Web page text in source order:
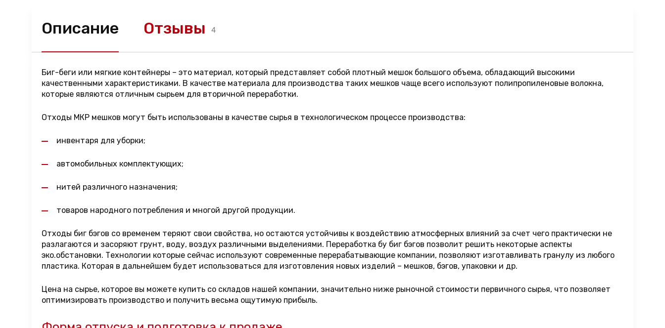
Описание Отзывы 4
Биг-беги или мягкие контейнеры – это материал, который представляет собой плотный мешок большого объема, обладающий высокими
качественными характеристиками. В качестве материала для производства таких мешков чаще всего используют полипропиленовые волокна,
которые являются отличным сырьем для вторичной переработки.
Отходы МКР мешков могут быть использованы в качестве сырья в технологическом процессе производства:
инвентаря для уборки;
автомобильных комплектующих;
нитей различного назначения;
товаров народного потребления и многой другой продукции.
Отходы биг бэгов со временем теряют свои свойства, но остаются устойчивы к воздействию атмосферных влияний за счет чего практически не
разлагаются и засоряют грунт, воду, воздух различными выделениями. Переработка бу биг бэгов позволит решить некоторые аспекты
эко.обстановки. Технологии которые сейчас используют современные перерабатывающие компании, позволяют изготавливать гранулу из любого
пластика. Которая в дальнейшем будет использоваться для изготовления новых изделий – мешков, бэгов, упаковки и др.
Цена на сырье, которое вы можете купить со складов нашей компании, значительно ниже рыночной стоимости первичного сырья, что позволяет
оптимизировать производство и получить весьма ощутимую прибыль.